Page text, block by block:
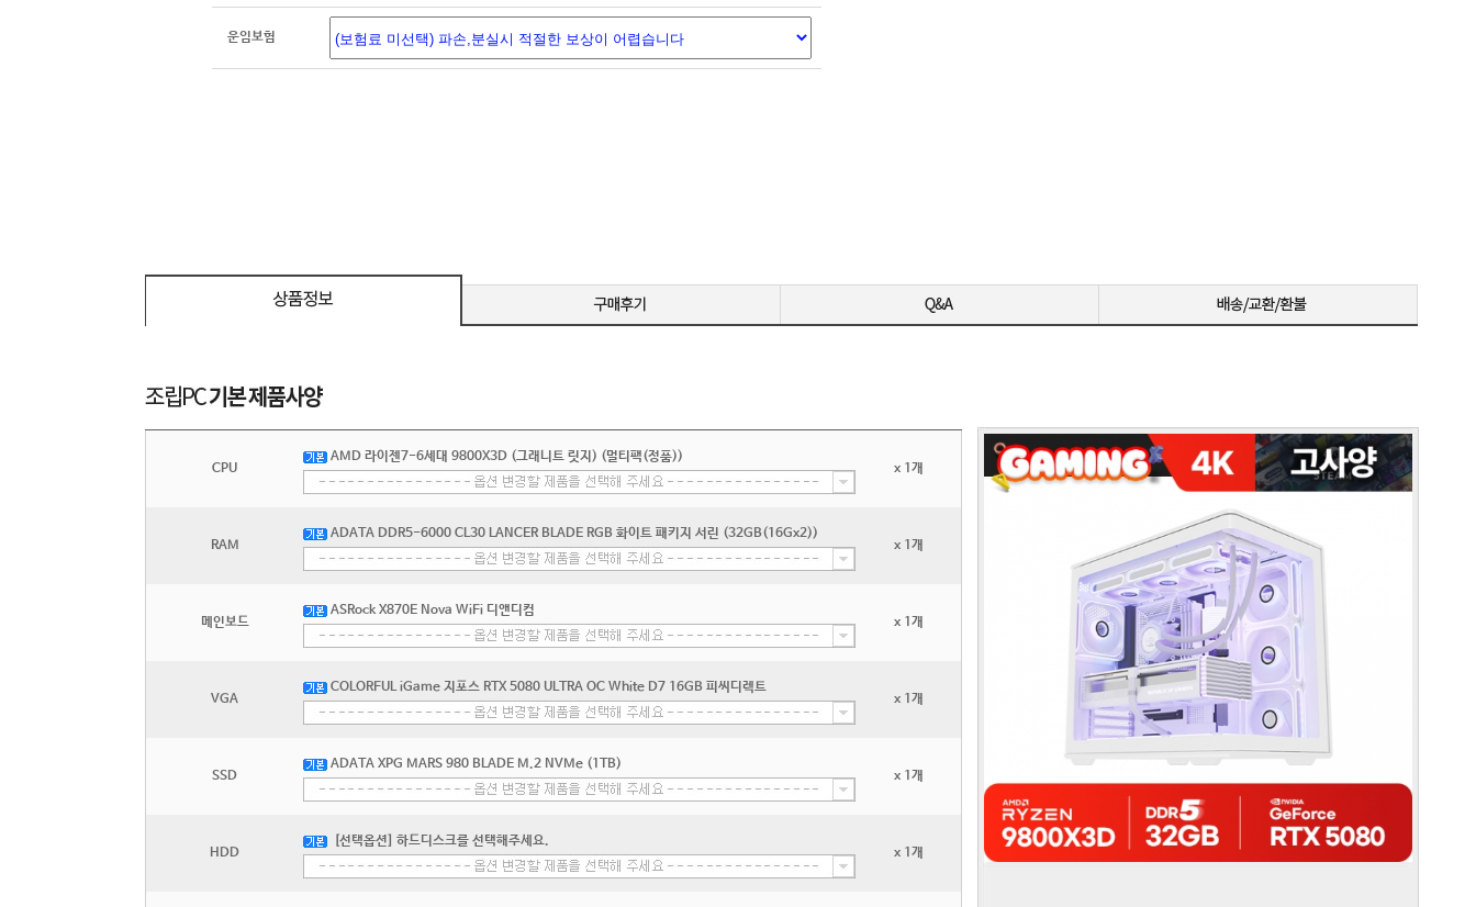
운임보험
CPU
AMD 라이젠7-6세대 9800X3D (그래니트 릿지) (멀티팩(정품))
x 1개
RAM
ADATA DDR5-6000 CL30 LANCER BLADE RGB 화이트 패키지 서린 (32GB(16Gx2))
x 1개
메인보드
ASRock X870E Nova WiFi 디앤디컴
x 1개
VGA
COLORFUL iGame 지포스 RTX 5080 ULTRA OC White D7 16GB 피씨디렉트
x 1개
SSD
ADATA XPG MARS 980 BLADE M.2 NVMe (1TB)
x 1개
HDD
[선택옵션] 하드디스크를 선택해주세요.
x 1개